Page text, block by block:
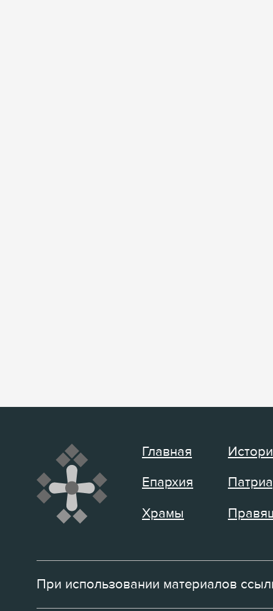
Главная
Епархия
Храмы
При использовании материалов